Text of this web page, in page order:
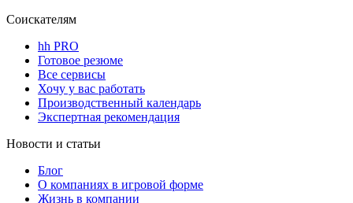
Соискателям
hh PRO
Готовое резюме
Все сервисы
Хочу у вас работать
Производственный календарь
Экспертная рекомендация
Новости и статьи
Блог
О компаниях в игровой форме
Жизнь в компании